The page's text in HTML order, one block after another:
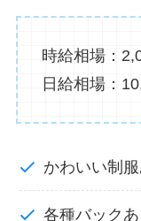
時給相場：
日給相場：
かわいい制服
各種バックあ